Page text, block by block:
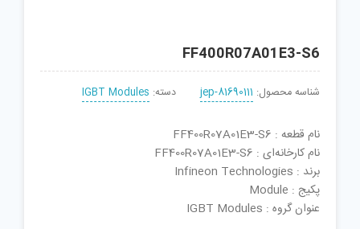
FF400R07A01E3-S6
شناسه محصول: jep-81690111 دسته: IGBT Modules
نام قطعه : FF400R07A01E3-S6
نام کارخانه‌ای : FF400R07A01E3-S6
برند : Infineon Technologies
پکیج : Module
عنوان گروه : IGBT Modules